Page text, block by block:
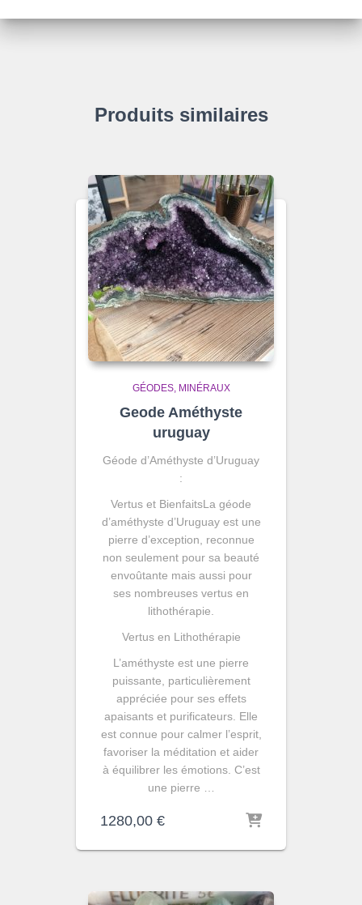
Produits similaires
GÉODES MINÉRAUX
Geode Améthyste
uruguay
Géode d’Améthyste d’Uruguay
:
Vertus et BienfaitsLa géode
d’améthyste d’Uruguay est une
pierre d’exception, reconnue
non seulement pour sa beauté
envoûtante mais aussi pour
ses nombreuses vertus en
lithothérapie.
Vertus en Lithothérapie
L’améthyste est une pierre
puissante, particulièrement
appréciée pour ses effets
apaisants et purificateurs. Elle
est connue pour calmer l’esprit,
favoriser la méditation et aider
à équilibrer les émotions. C’est
une pierre …
1280,00 €